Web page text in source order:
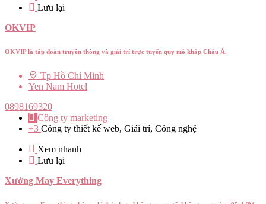
Lưu lại
OKVIP
OKVIP là tập đoàn truyền thông và giải trí trực tuyến quy mô khắp Châu Á.
Tp Hồ Chí Minh
Yen Nam Hotel
0898169320
Công ty marketing
+3 Công ty thiết kế web, Giải trí, Công nghệ
Xem nhanh
Lưu lại
Xưởng May Everything